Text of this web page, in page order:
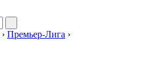
› Премьер-Лига ›